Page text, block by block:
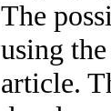
The
using
article.